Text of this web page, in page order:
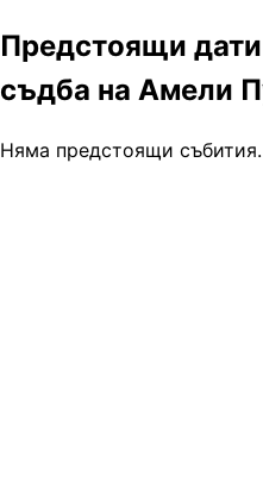
Предстоящи
съдба на Амели
Няма предстоящи събития.